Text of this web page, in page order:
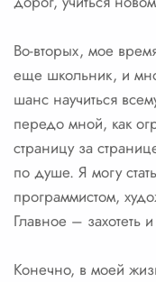
Во-вторых, мое
еще школьник, и
шанс научиться
передо мной, как
страницу за
по душе. Я могу
программистом,
Главное – захотеть
Конечно, в моей